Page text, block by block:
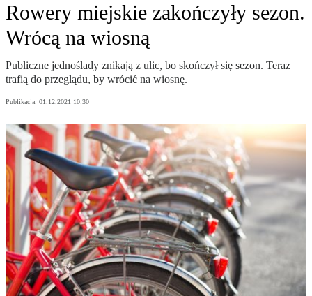
Rowery miejskie zakończyły sezon.
Wrócą na wiosną
Publiczne jednoślady znikają z ulic, bo skończył się sezon. Teraz
trafią do przeglądu, by wrócić na wiosnę.
Publikacja: 01.12.2021 10:30